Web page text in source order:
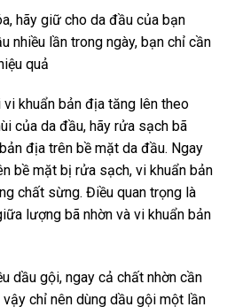
hãy giữ cho da đầu của bạn
nhiều lần trong ngày, bạn chỉ cần
quả
khuẩn bản địa tăng lên theo
của da đầu, hãy rửa sạch bã
địa trên bề mặt da đầu. Ngay
bề mặt bị rửa sạch, vi khuẩn bản
chất sừng. Điều quan trọng là
lượng bã nhờn và vi khuẩn bản
dầu gội, ngay cả chất nhờn cần
chỉ nên dùng dầu gội một lần